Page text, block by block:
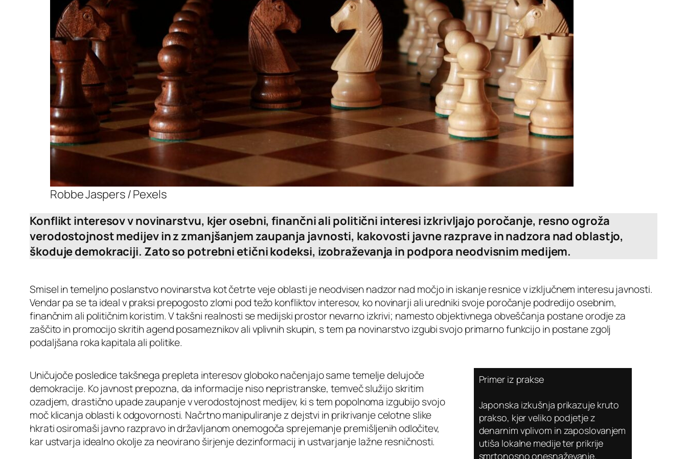
Robbe Jaspers / Pexels
Konflikt interesov v novinarstvu, kjer osebni, finančni ali politični interesi izkrivljajo poročanje, resno ogroža
verodostojnost medijev in z zmanjšanjem zaupanja javnosti, kakovosti javne razprave in nadzora nad oblastjo,
škoduje demokraciji. Zato so potrebni etični kodeksi, izobraževanja in podpora neodvisnim medijem.
Smisel in temeljno poslanstvo novinarstva kot četrte veje oblasti je neodvisen nadzor nad močjo in iskanje resnice v izključnem interesu javnosti.
Vendar pa se ta ideal v praksi prepogosto zlomi pod težo konfliktov interesov, ko novinarji ali uredniki svoje poročanje podredijo osebnim,
finančnim ali političnim koristim. V takšni realnosti se medijski prostor nevarno izkrivi; namesto objektivnega obveščanja postane orodje za
zaščito in promocijo skritih agend posameznikov ali vplivnih skupin, s tem pa novinarstvo izgubi svojo primarno funkcijo in postane zgolj
podaljšana roka kapitala ali politike.
Uničujoče posledice takšnega prepleta interesov globoko načenjajo same temelje delujoče
demokracije. Ko javnost prepozna, da informacije niso nepristranske, temveč služijo skritim
ozadjem, drastično upade zaupanje v verodostojnost medijev, ki s tem popolnoma izgubijo svojo
moč klicanja oblasti k odgovornosti. Načrtno manipuliranje z dejstvi in prikrivanje celotne slike
hkrati osiromaši javno razpravo in državljanom onemogoča sprejemanje premišljenih odločitev,
kar ustvarja idealno okolje za neovirano širjenje dezinformacij in ustvarjanje lažne resničnosti.
Primer iz prakse
Japonska izkušnja prikazuje kruto
prakso, kjer veliko podjetje z
denarnim vplivom in zaposlovanjem
utiša lokalne medije ter prikrije
smrtonosno onesnaževanje.